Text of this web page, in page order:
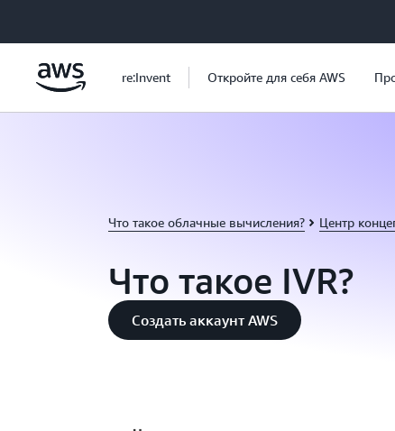
re:Invent Откройте для себя AWS
Что такое облачные вычисления? Центр
Что такое IVR?
Создать аккаунт AWS